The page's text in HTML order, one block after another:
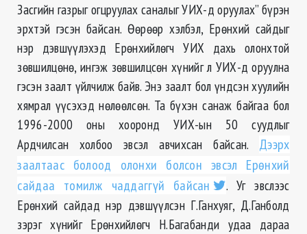
Засгийн газрыг огцруулах саналыг УИХ-д оруулах” бүрэн
эрхтэй гэсэн байсан. Өөрөөр хэлбэл, Ерөнхий сайдыг
нэр дэвшүүлэхэд Ерөнхийлөгч УИХ дахь олонхтой
зөвшилцөнө, ингэж зөвшилцсөн хүнийг л УИХ-д оруулна
гэсэн заалт үйлчилж байв. Энэ заалт бол үндсэн хуулийн
хямрал үүсэхэд нөлөөлсөн. Та бүхэн санаж байгаа бол
1996-2000 оны хооронд УИХ-ын 50 суудлыг
Ардчилсан холбоо эвсэл авчихсан байсан. Дээрх
заалтаас болоод олонхи болсон эвсэл Ерөнхий
сайдаа томилж чаддаггүй байсан
. Уг эвслээс
Ерөнхий сайдад нэр дэвшүүлсэн Г.Ганхуяг, Д.Ганболд
зэрэг хүнийг Ерөнхийлөгч Н.Багабанди удаа дараа